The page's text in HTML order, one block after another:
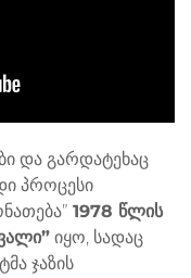
და გარდატეხაც
პროცესი
1978 წლის
იყო, სადაც
ჯაზის